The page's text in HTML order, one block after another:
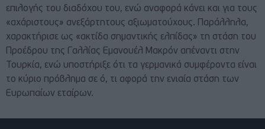
επιλογής του διαδόχου του, ενώ αναφορά κάνει και για τους
«αχάριστους» ανεξάρτητους αξιωματούχους. Παράλληλα,
χαρακτήρισε ως «ακτίδα σημαντικής ελπίδας» τη στάση του
Προέδρου της Γαλλίας Εμανουέλ Μακρόν απέναντι στην
Τουρκία, ενώ υποστήριξε ότι τα γερμανικά συμφέροντα είναι
το κύριο πρόβλημα σε ό, τι αφορά την ενιαία στάση των
Ευρωπαίων εταίρων.